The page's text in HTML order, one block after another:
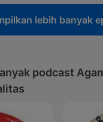
lebih banyak
podcast